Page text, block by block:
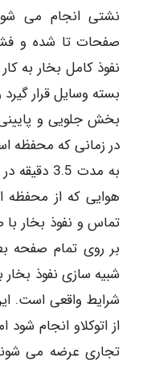
نشتی انجام می
صفحات تا شده و
نفوذ کامل بخار به
بسته وسایل قرار
بخش جلویی و پایینی
در زمانی که محفظه
هوایی که از محفظه
تماس و نفوذ بخار
بر روی تمام صفحه
شبیه سازی نفوذ بخار
شرایط واقعی است.
از اتوکلاو انجام
تجاری عرضه می